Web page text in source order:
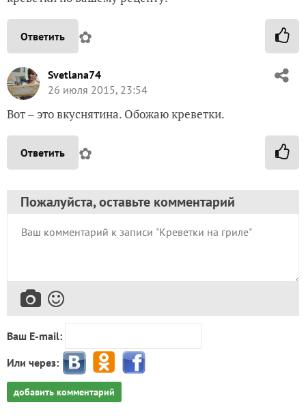
Ответить ✿
Svetlana74
26 июля 2015, 23:54
Вот – это вкуснятина. Обожаю креветки.
Ответить ✿
Пожалуйста, оставьте комментарий
Ваш E-mail:
Или через:
добавить комментарий